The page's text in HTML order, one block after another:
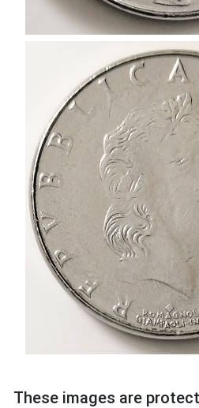
These images are